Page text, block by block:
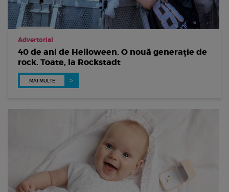
Advertorial
40 de ani de Helloween. O nouă generație de
rock. Toate, la Rockstadt
MAI MULTE